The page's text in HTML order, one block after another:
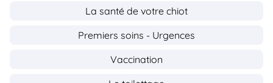
La santé de votre chiot
Premiers soins - Urgences
Vaccination